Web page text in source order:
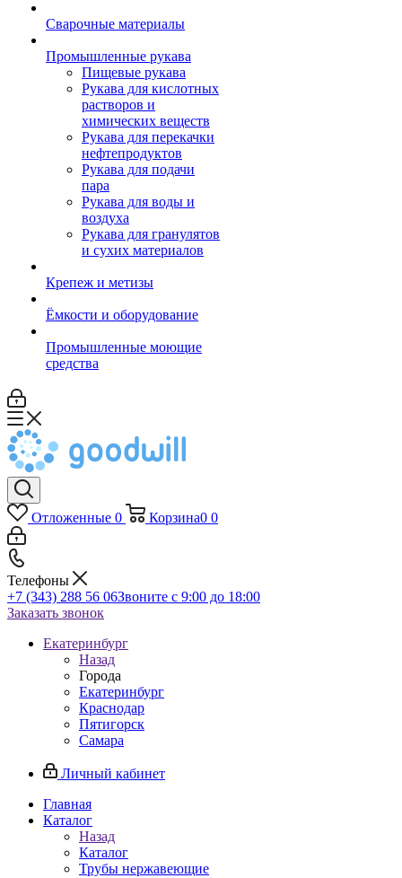
Сварочные материалы
Промышленные рукава
Пищевые рукава
Рукава для кислотных
растворов и
химических веществ
Рукава для перекачки
нефтепродуктов
Рукава для подачи
пара
Рукава для воды и
воздуха
Рукава для гранулятов
и сухих материалов
Крепеж и метизы
Ёмкости и оборудование
Промышленные моющие
средства
Отложенные 0 Корзина0 0
Телефоны
+7 (343) 288 56 06Звоните с 9:00 до 18:00
Заказать звонок
Екатеринбург
Назад
Города
Екатеринбург
Краснодар
Пятигорск
Самара
Личный кабинет
Главная
Каталог
Назад
Каталог
Трубы нержавеющие